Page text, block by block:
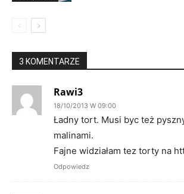
3 KOMENTARZE
Rawi3
18/10/2013 W 09:00
Ładny tort. Musi byc też
malinami.
Fajne widziałam tez torty na
Odpowiedz